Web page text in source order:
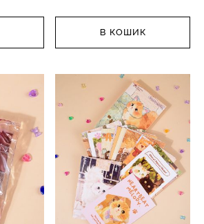
В КОШИК